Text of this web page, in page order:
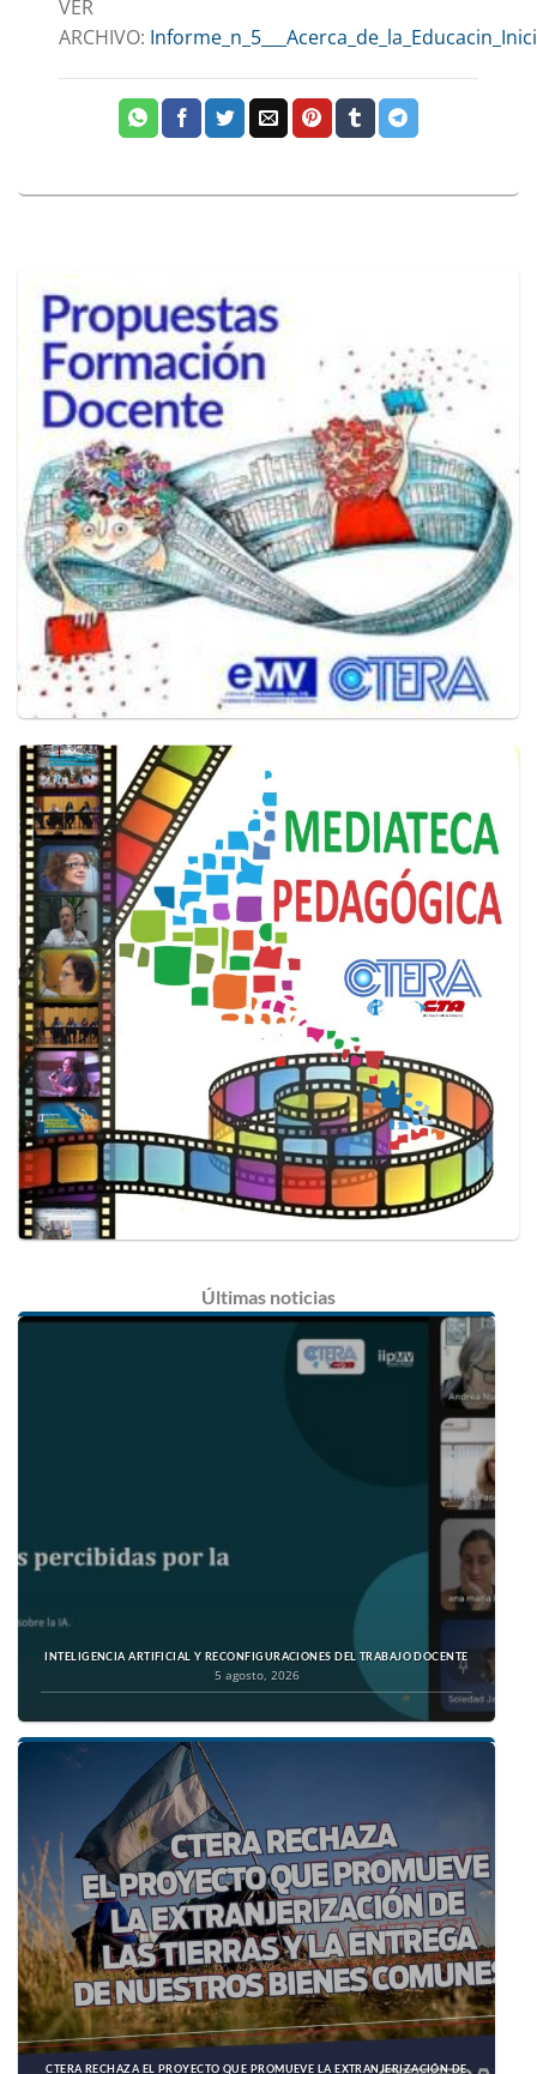
VER
ARCHIVO:
Últimas noticias
INTELIGENCIA ARTIFICIAL Y RECONFIGURACIONES DEL TRABAJO DOCENTE
5 agosto, 2026
CTERA RECHAZA EL PROYECTO QUE PROMUEVE LA EXTRANJERIZACIÓN DE